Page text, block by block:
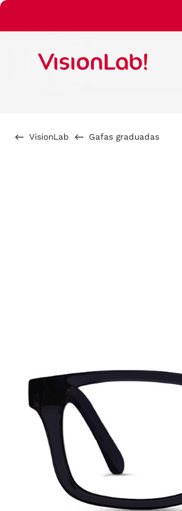
VisionLab Gafas graduadas